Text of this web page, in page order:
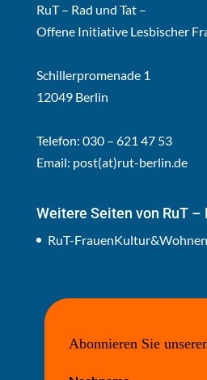
RuT – Rad und Tat –
Offene Initiative Lesbischer
Schillerpromenade 1
12049 Berlin
Telefon: 030 – 621 47 53
Email: post(at)rut-berlin.de
Weitere Seiten von RuT –
RuT-FrauenKultur&Wohnen
Abonnieren Sie